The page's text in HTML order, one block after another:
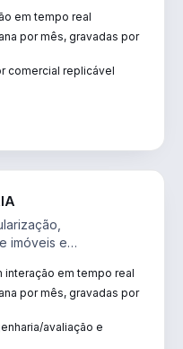
em tempo real
por mês, gravadas por
comercial replicável
imóveis e
interação em tempo real
por mês, gravadas por
avaliação e